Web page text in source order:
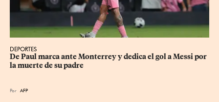
DEPORTES
De Paul marca ante Monterrey y dedica el gol a Messi por
la muerte de su padre
Por AFP